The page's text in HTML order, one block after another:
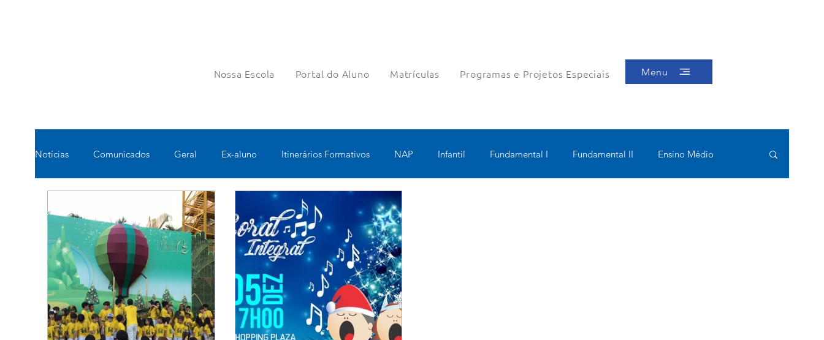
Nossa Escola Portal do Aluno Matrículas Programas e Projetos Especiais Menu
Notícias Comunicados Geral Ex-aluno Itinerários Formativos NAP Infantil Fundamental I Fundamental II Ensino Médio
Turno Integral Tecnologia Educacional Educomunicação
Pedagógico